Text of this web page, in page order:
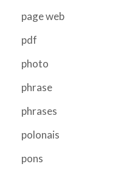
page web
pdf
photo
phrase
phrases
polonais
pons